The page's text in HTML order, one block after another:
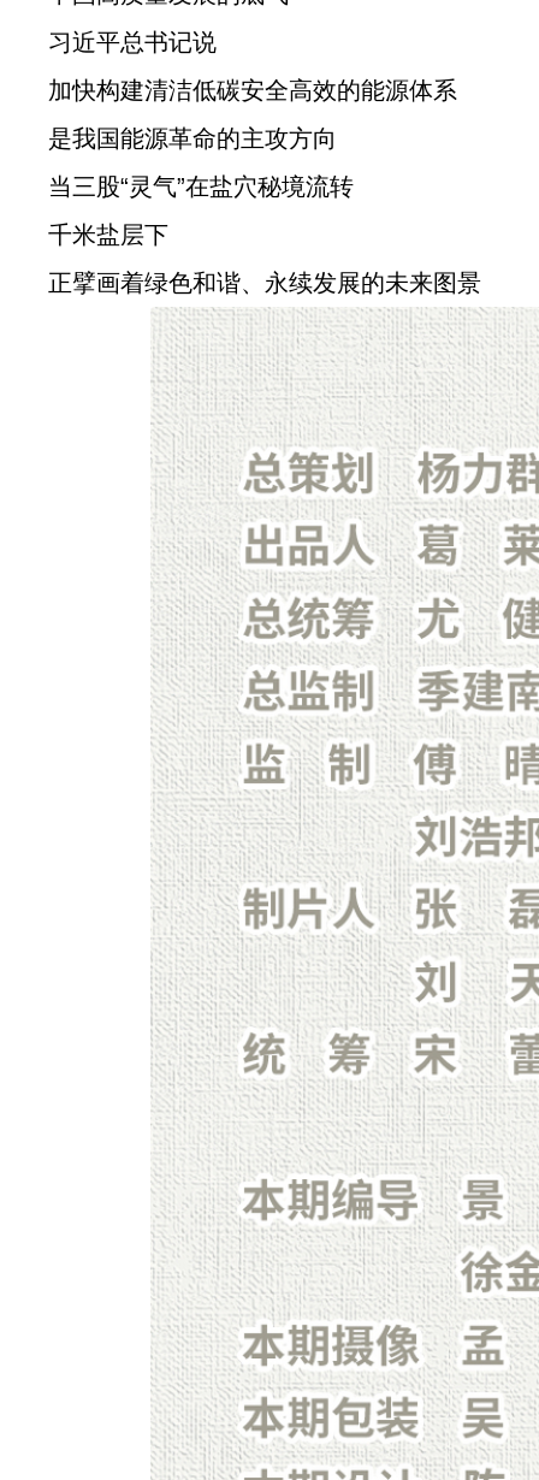
习近平总书记说
加快构建清洁低碳安全高效的能源体系
是我国能源革命的主攻方向
当三股“灵气”在盐穴秘境流转
千米盐层下
正擘画着绿色和谐、永续发展的未来图景